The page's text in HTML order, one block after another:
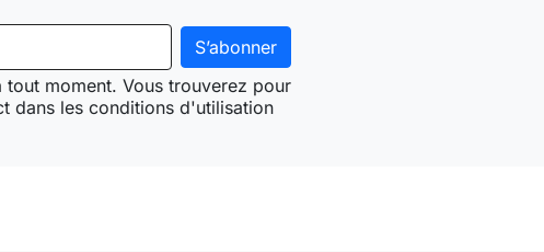
moment. Vous trouverez pour
dans les conditions d'utilisation